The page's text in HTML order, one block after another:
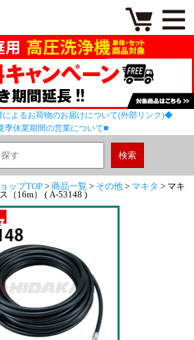
よるお荷物のお届けについて(外部リンク)◆
季休業期間の営業について■
ップTOP > 商品一覧 > その他 > マキタ > マキ
（16m） ( A-53148 )